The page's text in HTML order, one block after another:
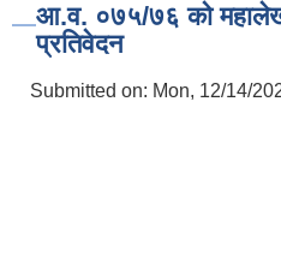
आ.व. ०७५/७६ को महालेखा
प्रतिवेदन
Submitted on: Mon, 12/14/